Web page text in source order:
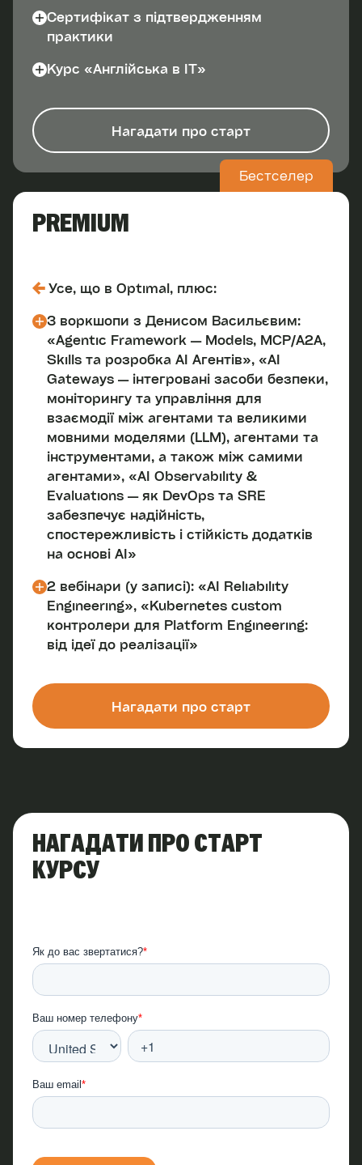
Сертифікат з підтвердженням
практики
Курс «Англійська в IT»
Нагадати про старт
Бестселер
PREMIUM
Усе, що в Optimal, плюс:
3 воркшопи з Денисом Васильєвим:
«Agentic Framework — Models, MCP/A2A,
Skills та розробка AI Агентів», «AI
Gateways — інтегровані засоби безпеки,
моніторингу та управління для
взаємодії між агентами та великими
мовними моделями (LLM), агентами та
інструментами, а також між самими
агентами», «AI Observability &
Evaluations — як DevOps та SRE
забезпечує надійність,
спостережливість і стійкість додатків
на основі AI»
2 вебінари (у записі): «AI Reliability
Engineering», «Kubernetes custom
контролери для Platform Engineering:
від ідеї до реалізації»
Нагадати про старт
НАГАДАТИ ПРО СТАРТ
КУРСУ